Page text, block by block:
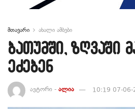
მთავარი ახალი ამბები
ბათუმში, ზღვაში
ეძებენ
ავტორი - ალია 10:19 07-06-